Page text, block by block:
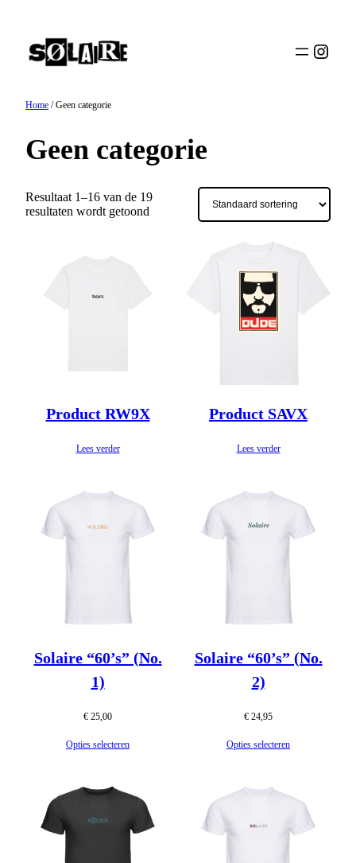
inhoud
Home / Geen categorie
Geen categorie
Resultaat 1–16 van de 19
resultaten wordt getoond
Product RW9X
Lees verder
Product SAVX
Lees verder
Solaire “60’s” (No.
1)
€ 25,00
Opties selecteren
Solaire “60’s” (No.
2)
€ 24,95
Opties selecteren